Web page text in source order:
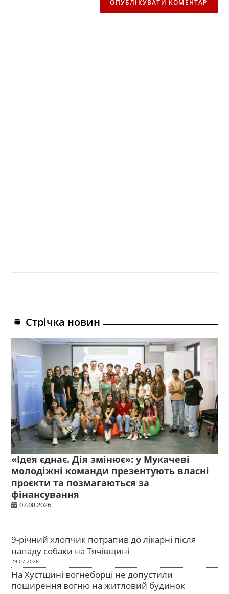
Стрічка новин
«Ідея єднає. Дія змінює»: у Мукачеві
молодіжні команди презентують власні
проєкти та позмагаються за
фінансування
07.08.2026
9-річний хлопчик потрапив до лікарні після
нападу собаки на Тячівщині
29.07.2026
На Хустщині вогнеборці не допустили
поширення вогню на житловий будинок